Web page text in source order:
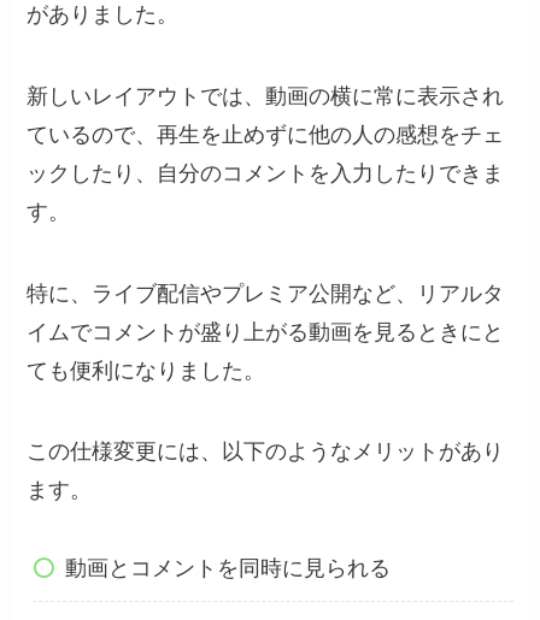
がありました。
新しいレイアウトでは、動画の横に常に表示され
ているので、再生を止めずに他の人の感想をチェ
ックしたり、自分のコメントを入力したりできま
す。
特に、ライブ配信やプレミア公開など、リアルタ
イムでコメントが盛り上がる動画を見るときにと
ても便利になりました。
この仕様変更には、以下のようなメリットがあり
ます。
動画とコメントを同時に見られる